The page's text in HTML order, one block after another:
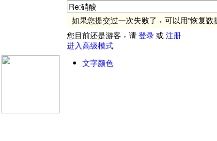
如果您提交过一次失败了 ， 可以用”恢复数
您目前还是游客 ， 请登录或注册
进入高级模式
文字颜色